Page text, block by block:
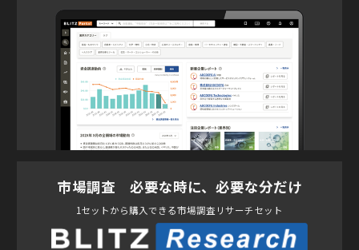
市場調査 必要な時に、必要な分だけ
1セットから購入できる市場調査リサーチセット